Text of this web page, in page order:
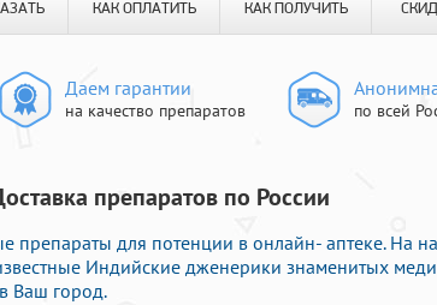
КАК ОПЛАТИТЬ КАК ПОЛУЧИТЬ
Даем гарантии
на качество препаратов по всей
препаратов по России
препараты для потенции в онлайн- аптеке. На
Индийские дженерики знаменитых
Ваш город.